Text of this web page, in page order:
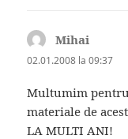
Mihai
02.01.2008 la 09:37
Multumim
materiale de
LA MULTI ANI!